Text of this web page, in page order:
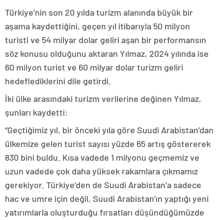
Türkiye’nin son 20 yılda turizm alanında büyük bir
aşama kaydettiğini, geçen yıl itibarıyla 50 milyon
turisti ve 54 milyar dolar geliri aşan bir performansın
söz konusu olduğunu aktaran Yılmaz, 2024 yılında ise
60 milyon turist ve 60 milyar dolar turizm geliri
hedeflediklerini dile getirdi.
İki ülke arasındaki turizm verilerine değinen Yılmaz,
şunları kaydetti:
“Geçtiğimiz yıl, bir önceki yıla göre Suudi Arabistan’dan
ülkemize gelen turist sayısı yüzde 65 artış göstererek
830 bini buldu. Kısa vadede 1 milyonu geçmemiz ve
uzun vadede çok daha yüksek rakamlara çıkmamız
gerekiyor. Türkiye’den de Suudi Arabistan’a sadece
hac ve umre için değil, Suudi Arabistan’ın yaptığı yeni
yatırımlarla oluşturduğu fırsatları düşündüğümüzde